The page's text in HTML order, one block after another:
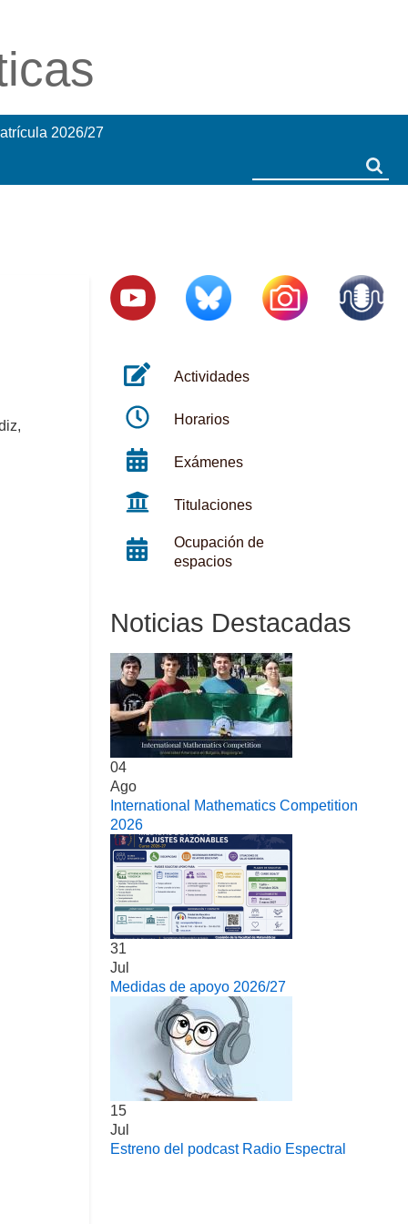
2026/27
Actividades
Horarios
Exámenes
Titulaciones
Ocupación de
espacios
Noticias Destacadas
04
Ago
International Mathematics Competition
2026
31
Jul
Medidas de apoyo 2026/27
15
Jul
Estreno del podcast Radio Espectral